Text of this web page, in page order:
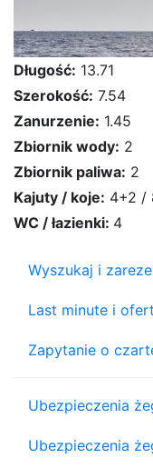
Długość: 13.71
Szerokość: 7.54
Zanurzenie: 1.45
Zbiornik wody: 2
Zbiornik paliwa: 2
Kajuty / koje: 4+2 /
WC / łazienki: 4
Wyszukaj i
Last minute i
Zapytanie o
Ubezpieczenia
Ubezpieczenia